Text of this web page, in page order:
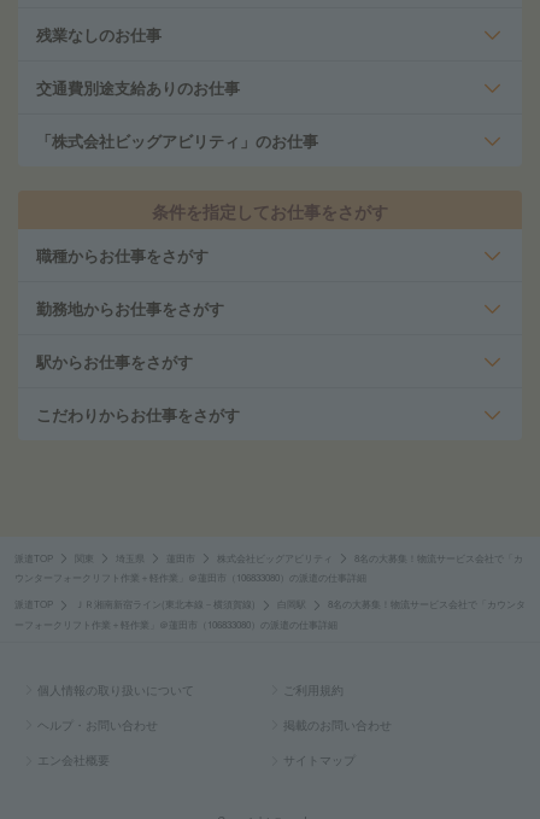
残業なしのお仕事
交通費別途支給ありのお仕事
「株式会社ビッグアビリティ」のお仕事
条件を指定してお仕事をさがす
職種からお仕事をさがす
勤務地からお仕事をさがす
駅からお仕事をさがす
こだわりからお仕事をさがす
派遣TOP 関東 埼玉県 蓮田市 株式会社ビッグアビリティ
8名の大募集！物流サービス会社で「カ
ウンターフォークリフト作業＋軽作業」＠蓮田市（106833080）の派遣の仕事詳細
派遣TOP ＪＲ湘南新宿ライン(東北本線－横須賀線)
8名の大募集！物流サービス会社で「カウンタ
ーフォークリフト作業＋軽作業」＠蓮田市（106833080）の派遣の仕事詳細
個人情報の取り扱いについて ご利用規約
ヘルプ・お問い合わせ 掲載のお問い合わせ
エン会社概要 サイトマップ